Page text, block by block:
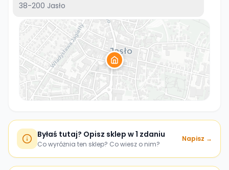
38-200 Jasło
Byłaś tutaj? Opisz sklep w 1 zdaniu
Co wyróżnia ten sklep? Co wiesz o nim?
Napisz →